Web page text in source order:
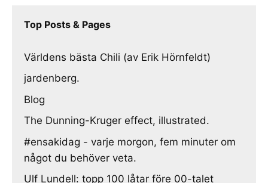
Top Posts & Pages
Världens bästa Chili (av Erik Hörnfeldt)
jardenberg.
Blog
The Dunning-Kruger effect, illustrated.
#ensakidag - varje morgon, fem minuter om
något du behöver veta.
Ulf Lundell: topp 100 låtar före 00-talet